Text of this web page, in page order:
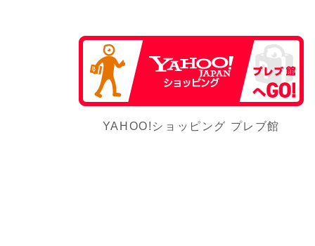
YAHOO!ショッピング プレブ館